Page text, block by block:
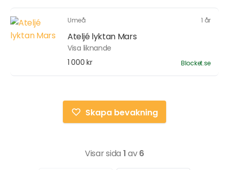
Umeå 1 år
Ateljé lyktan Mars
Visa liknande
1 000 kr
Blocket.se
Skapa bevakning
Visar sida 1av6